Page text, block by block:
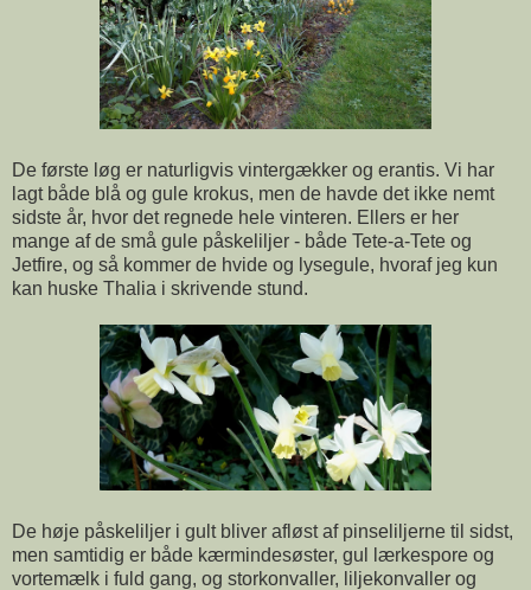
De første løg er naturligvis vintergækker og erantis. Vi har
lagt både blå og gule krokus, men de havde det ikke nemt
sidste år, hvor det regnede hele vinteren. Ellers er her
mange af de små gule påskeliljer - både Tete-a-Tete og
Jetfire, og så kommer de hvide og lysegule, hvoraf jeg kun
kan huske Thalia i skrivende stund.
De høje påskeliljer i gult bliver afløst af pinseliljerne til sidst,
men samtidig er både kærmindesøster, gul lærkespore og
vortemælk i fuld gang, og storkonvaller, liljekonvaller og